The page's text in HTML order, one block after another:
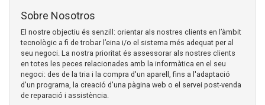
Sobre Nosotros
El nostre objectiu és senzill: orientar als nostres clients en l’àmbit
tecnològic a fi de trobar l’eina i/o el sistema més adequat per al
seu negoci. La nostra prioritat és assessorar als nostres clients
en totes les peces relacionades amb la informàtica en el seu
negoci: des de la tria i la compra d'un aparell, fins a l'adaptació
d'un programa, la creació d'una pàgina web o el servei post-venda
de reparació i assistència.